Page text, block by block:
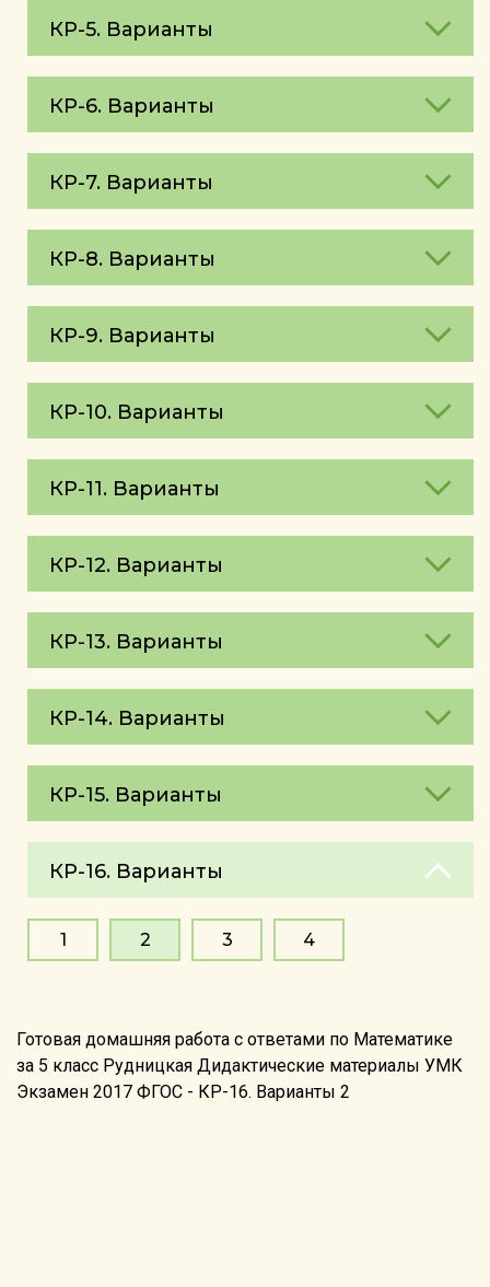
КР-5. Варианты
КР-6. Варианты
КР-7. Варианты
КР-8. Варианты
КР-9. Варианты
КР-10. Варианты
КР-11. Варианты
КР-12. Варианты
КР-13. Варианты
КР-14. Варианты
КР-15. Варианты
КР-16. Варианты
1 2 3 4
Готовая домашняя работа с ответами по Математике
за 5 класс Рудницкая Дидактические материалы УМК
Экзамен 2017 ФГОС - КР-16. Варианты 2